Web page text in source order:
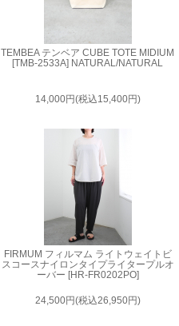
TEMBEA テンベア CUBE TOTE MIDIUM
[TMB-2533A] NATURAL/NATURAL
14,000円(税込15,400円)
FIRMUM フィルマム ライトウェイトビ
スコースナイロンタイプライタープルオ
ーバー [HR-FR0202PO]
24,500円(税込26,950円)